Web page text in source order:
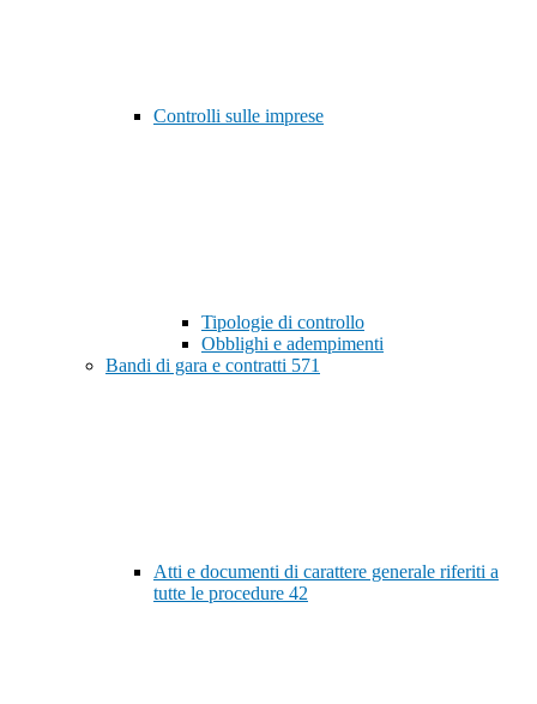
Controlli sulle imprese
Tipologie di controllo
Obblighi e adempimenti
Bandi di gara e contratti 571
Atti e documenti di carattere generale riferiti a
tutte le procedure 42